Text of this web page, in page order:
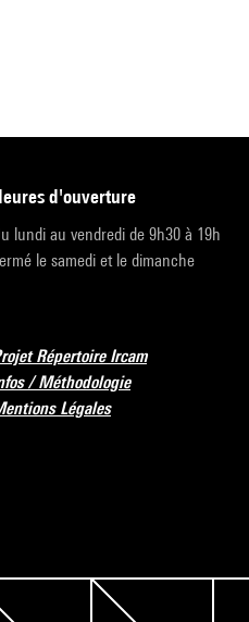
heures d'ouverture
lundi au vendredi de 9h30 à 19h
le samedi et le dimanche
Répertoire Ircam
/ Méthodologie
Légales